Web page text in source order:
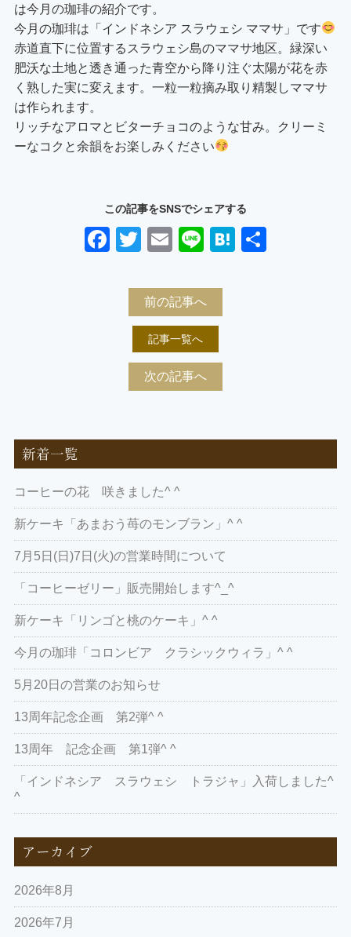
は今月の珈琲の紹介です。
今月の珈琲は「インドネシア スラウェシ ママサ」です
赤道直下に位置するスラウェシ島のママサ地区。緑深い
肥沃な土地と透き通った青空から降り注ぐ太陽が花を赤
く熟した実に変えます。一粒一粒摘み取り精製しママサ
は作られます。
リッチなアロマとビターチョコのような甘み。クリーミ
ーなコクと余韻をお楽しみください
この記事をSNSでシェアする
Facebook
TwitterEmailLineHatena
前の記事へ
記事一覧へ
次の記事へ
新着一覧
コーヒーの花 咲きました^ ^
新ケーキ「あまおう苺のモンブラン」^ ^
7月5日(日)7日(火)の営業時間について
「コーヒーゼリー」販売開始します^_^
新ケーキ「リンゴと桃のケーキ」^ ^
今月の珈琲「コロンビア クラシックウィラ」^ ^
5月20日の営業のお知らせ
13周年記念企画 第2弾^ ^
13周年 記念企画 第1弾^ ^
「インドネシア スラウェシ トラジャ」入荷しました^
^
アーカイブ
2026年8月
2026年7月